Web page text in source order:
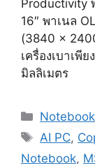
Productivity
16″ พาเนล
(3840 x
เครื่องเบาเพี
มิลลิเมตร
Tags
AI PC,
Notebook,